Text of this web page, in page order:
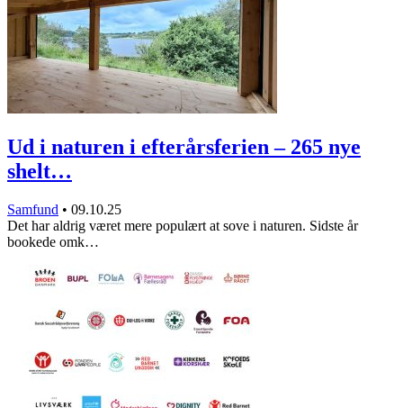
Ud i naturen i efterårsferien – 265 nye
shelt…
Samfund • 09.10.25
Det har aldrig været mere populært at sove i naturen. Sidste år
bookede omk…